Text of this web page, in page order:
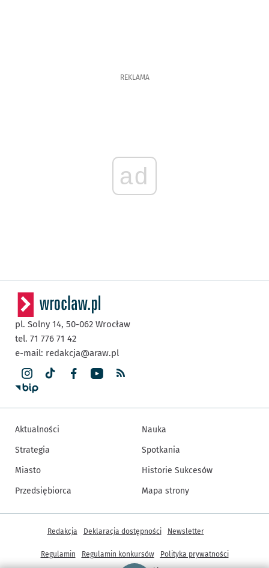
REKLAMA
ad
pl. Solny 14, 50-062 Wrocław
tel. 71 776 71 42
e-mail: redakcja@araw.pl
Aktualności
Strategia
Miasto
Przedsiębiorca
Nauka
Spotkania
Historie Sukcesów
Mapa strony
Inne informacje
Redakcja Deklaracja dostępności Newsletter
Regulamin Regulamin konkursów
Polityka prywatności